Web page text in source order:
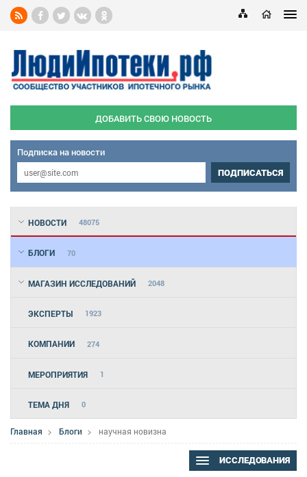
ДОБАВИТЬ СВОЮ НОВОСТЬ
Подписка на новости
ПОДПИСАТЬСЯ
НОВОСТИ 48075
БЛОГИ 70
МАГАЗИН ИССЛЕДОВАНИЙ 2048
ЭКСПЕРТЫ 1923
КОМПАНИИ 274
МЕРОПРИЯТИЯ 1
ТЕМА ДНЯ 0
Главная Блоги научная новизна
ИССЛЕДОВАНИЯ